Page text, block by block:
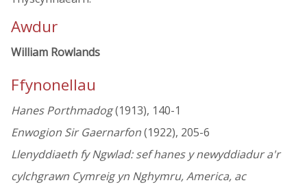
Awdur
William Rowlands
Ffynonellau
Hanes Porthmadog(1913), 140-1
Enwogion Sir Gaernarfon(1922), 205-6
Llenyddiaeth fy Ngwlad: sef hanes y newyddiadur a'r
cylchgrawn Cymreig yn Nghymru, America, ac